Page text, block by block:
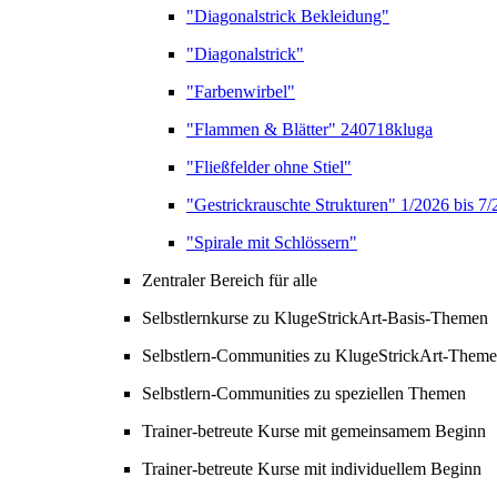
"Diagonalstrick Bekleidung"
"Diagonalstrick"
"Farbenwirbel"
"Flammen & Blätter" 240718kluga
"Fließfelder ohne Stiel"
"Gestrickrauschte Strukturen" 1/2026 bis 7/
"Spirale mit Schlössern"
Zentraler Bereich für alle
Selbstlernkurse zu KlugeStrickArt-Basis-Themen
Selbstlern-Communities zu KlugeStrickArt-
Selbstlern-Communities zu speziellen Themen
Trainer-betreute Kurse mit gemeinsamem Beginn
Trainer-betreute Kurse mit individuellem Beginn